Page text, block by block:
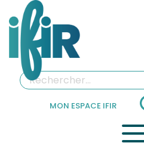
MON ESPACE IFIR
Panneau de gestion des cookies